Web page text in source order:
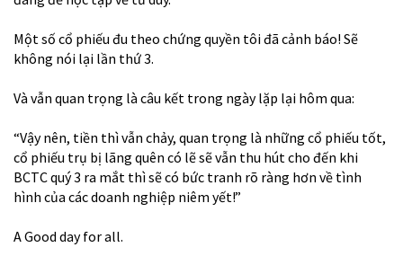
Một số cổ phiếu đu theo chứng quyền tôi đã cảnh báo! Sẽ
không nói lại lần thứ 3.
Và vẫn quan trọng là câu kết trong ngày lặp lại hôm qua:
“Vậy nên, tiền thì vẫn chảy, quan trọng là những cổ phiếu tốt,
cổ phiếu trụ bị lãng quên có lẽ sẽ vẫn thu hút cho đến khi
BCTC quý 3 ra mắt thì sẽ có bức tranh rõ ràng hơn về tình
hình của các doanh nghiệp niêm yết!”
A Good day for all.